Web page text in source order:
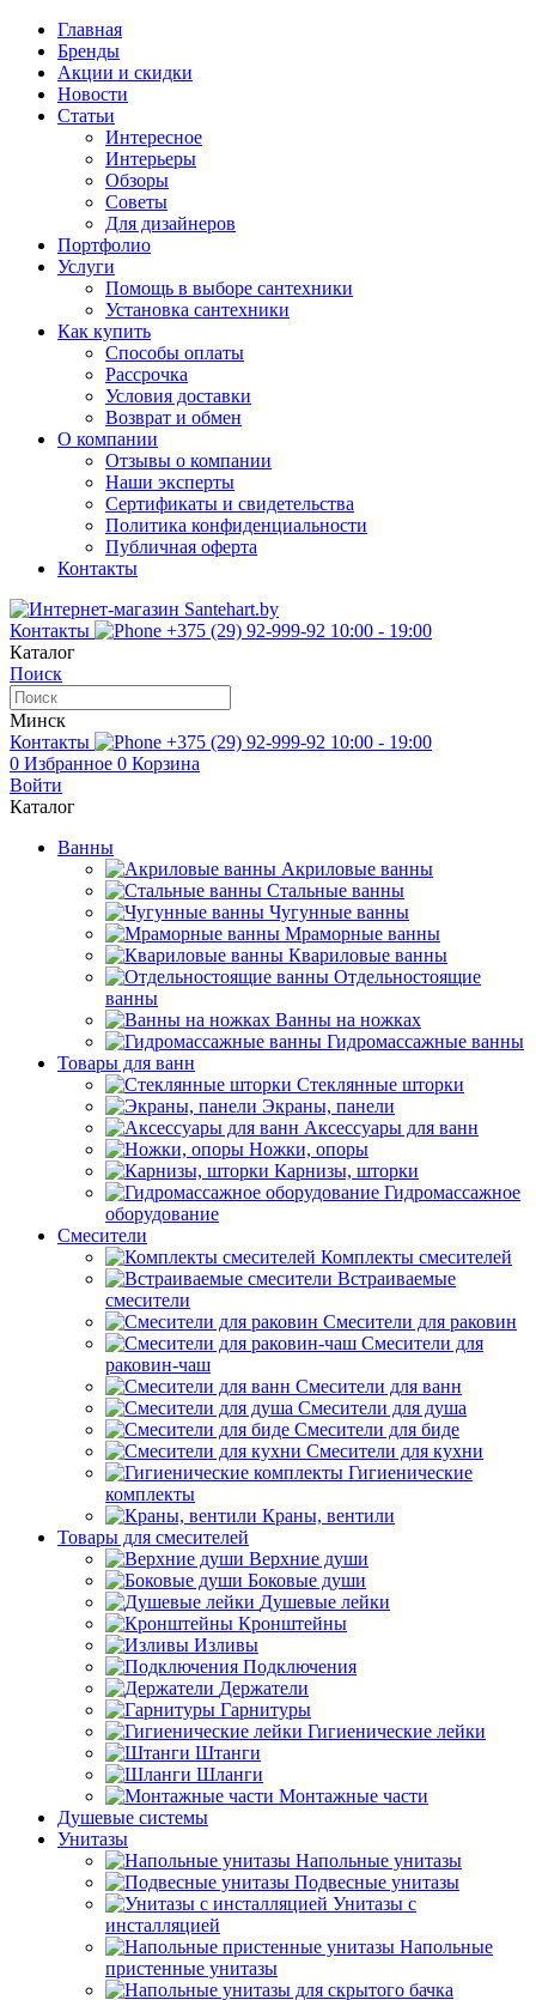
Главная
Бренды
Акции и скидки
Новости
Статьи
Интересное
Интерьеры
Обзоры
Советы
Для дизайнеров
Портфолио
Услуги
Помощь в выборе сантехники
Установка сантехники
Как купить
Способы оплаты
Рассрочка
Условия доставки
Возврат и обмен
О компании
Отзывы о компании
Наши эксперты
Сертификаты и свидетельства
Политика конфиденциальности
Публичная оферта
Контакты
Контакты +375 (29) 92-999-92 10:00 - 19:00
Каталог
Поиск
Минск
Контакты
+375 (29) 92-999-92 10:00 - 19:00
0 Избранное 0 Корзина
Войти
Каталог
Ванны
Акриловые ванны
Стальные ванны
Чугунные ванны
Мраморные ванны
Квариловые ванны
Отдельностоящие
ванны
Ванны на ножках
Гидромассажные ванны
Товары для ванн
Стеклянные шторки
Экраны, панели
Аксессуары для ванн
Ножки, опоры
Карнизы, шторки
Гидромассажное
оборудование
Смесители
Комплекты смесителей
Встраиваемые
смесители
Смесители для раковин
Смесители для
раковин-чаш
Смесители для ванн
Смесители для душа
Смесители для биде
Смесители для кухни
Гигиенические
комплекты
Краны, вентили
Товары для смесителей
Верхние души
Боковые души
Душевые лейки
Кронштейны
Изливы
Подключения
Держатели
Гарнитуры
Гигиенические лейки
Штанги
Шланги
Монтажные части
Душевые системы
Унитазы
Напольные унитазы
Подвесные унитазы
Унитазы с
инсталляцией
Напольные
пристенные унитазы